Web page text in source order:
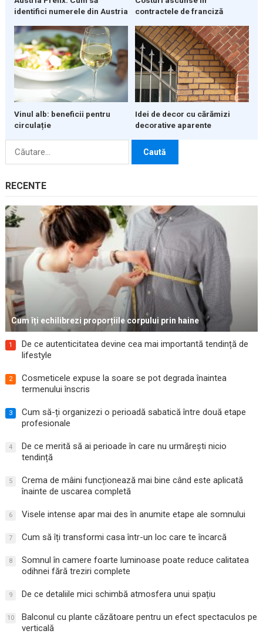
identifici numerele din Austria
contractele de franciză
Vinul alb: beneficii pentru
circulație
Idei de decor cu cărămizi
decorative aparente
Caută
RECENTE
Cum îți echilibrezi proporțiile corpului prin haine
1
De ce autenticitatea devine cea mai importantă tendință de
lifestyle
2
Cosmeticele expuse la soare se pot degrada înaintea
termenului înscris
3
Cum să-ți organizezi o perioadă sabatică între două etape
profesionale
4
De ce merită să ai perioade în care nu urmărești nicio
tendință
5
Crema de mâini funcționează mai bine când este aplicată
înainte de uscarea completă
6 Visele intense apar mai des în anumite etape ale somnului
7 Cum să îți transformi casa într-un loc care te încarcă
8
Somnul în camere foarte luminoase poate reduce calitatea
odihnei fără treziri complete
9 De ce detaliile mici schimbă atmosfera unui spațiu
10
Balconul cu plante căzătoare pentru un efect spectaculos pe
verticală